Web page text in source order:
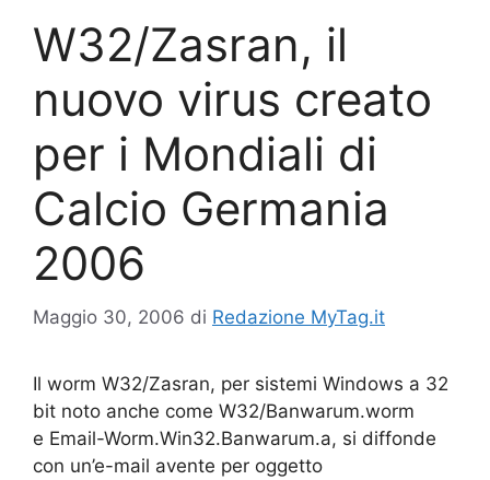
W32/Zasran, il
nuovo virus creato
per i Mondiali di
Calcio Germania
2006
Maggio 30, 2006 di Redazione MyTag.it
Il worm W32/Zasran, per sistemi Windows a 32
bit noto anche come W32/Banwarum.worm
e Email-Worm.Win32.Banwarum.a, si diffonde
con un’e-mail avente per oggetto